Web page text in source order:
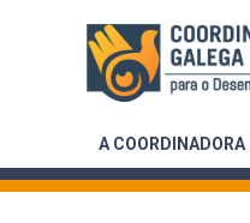
A COORDINADORA